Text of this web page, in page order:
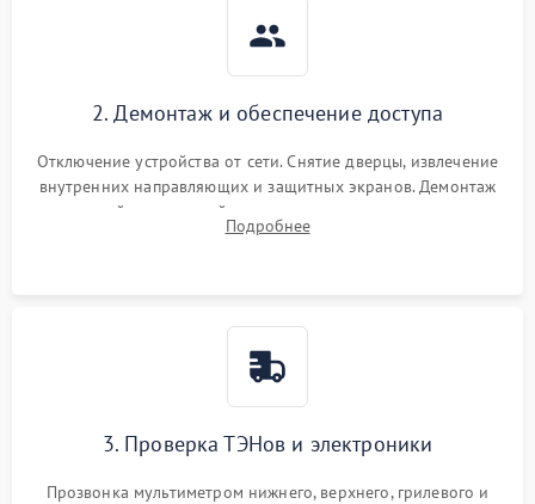
2. Демонтаж и обеспечение доступа
Отключение устройства от сети. Снятие дверцы, извлечение
внутренних направляющих и защитных экранов. Демонтаж
задней или верхней панели для прямого доступа к
нагревательным элементам, плате и вентиляторам.
Подробнее
3. Проверка ТЭНов и электроники
Прозвонка мультиметром нижнего, верхнего, грилевого и